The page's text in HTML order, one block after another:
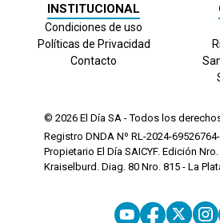
INSTITUCIONAL
Condiciones de uso
Políticas de Privacidad
Contacto
© 2026 El Día SA - Todos los
Registro DNDA Nº RL-2024-
Propietario El Día SAICYF. Edición Nro.
Kraiselburd. Diag. 80 Nro. 815 - La